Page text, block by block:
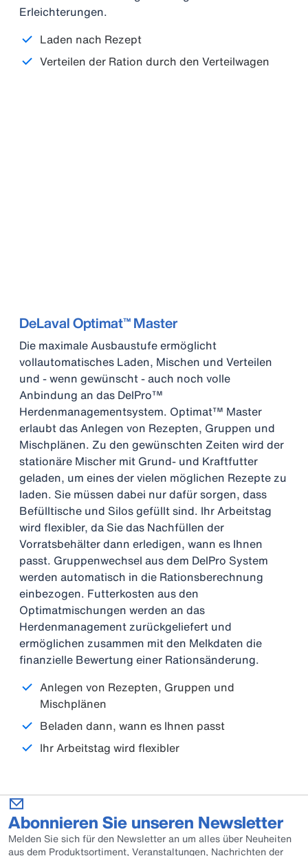
Erleichterungen.
Laden nach Rezept
Verteilen der Ration durch den Verteilwagen
DeLaval Optimat™ Master
Die maximale Ausbaustufe ermöglicht
vollautomatisches Laden, Mischen und Verteilen
und - wenn gewünscht - auch noch volle
Anbindung an das DelPro™
Herdenmanagementsystem. Optimat™ Master
erlaubt das Anlegen von Rezepten, Gruppen und
Mischplänen. Zu den gewünschten Zeiten wird der
stationäre Mischer mit Grund- und Kraftfutter
geladen, um eines der vielen möglichen Rezepte zu
laden. Sie müssen dabei nur dafür sorgen, dass
Befülltische und Silos gefüllt sind. Ihr Arbeitstag
wird flexibler, da Sie das Nachfüllen der
Vorratsbehälter dann erledigen, wann es Ihnen
passt. Gruppenwechsel aus dem DelPro System
werden automatisch in die Rationsberechnung
einbezogen. Futterkosten aus den
Optimatmischungen werden an das
Herdenmanagement zurückgeliefert und
ermöglichen zusammen mit den Melkdaten die
finanzielle Bewertung einer Rationsänderung.
Anlegen von Rezepten, Gruppen und
Mischplänen
Beladen dann, wann es Ihnen passt
Ihr Arbeitstag wird flexibler
Abonnieren Sie unseren Newsletter
Melden Sie sich für den Newsletter an um alles über Neuheiten
aus dem Produktsortiment, Veranstaltungen, Nachrichten der